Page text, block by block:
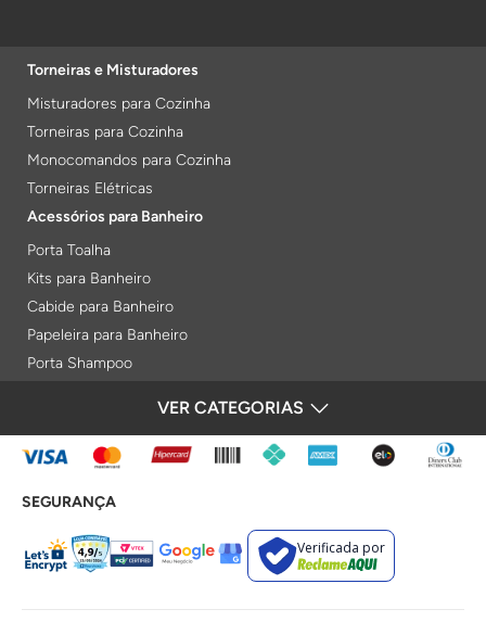
Torneiras e Misturadores
Misturadores para Cozinha
Torneiras para Cozinha
Monocomandos para Cozinha
Torneiras Elétricas
Acessórios para Banheiro
Porta Toalha
Kits para Banheiro
Cabide para Banheiro
Papeleira para Banheiro
Porta Shampoo
Porta Toalha Aquecido
Lixeiras
Acabamentos e Registros
Bases de Registros
VER CATEGORIAS
FORMAS DE PAGAMENTO
SEGURANÇA
Verificada por